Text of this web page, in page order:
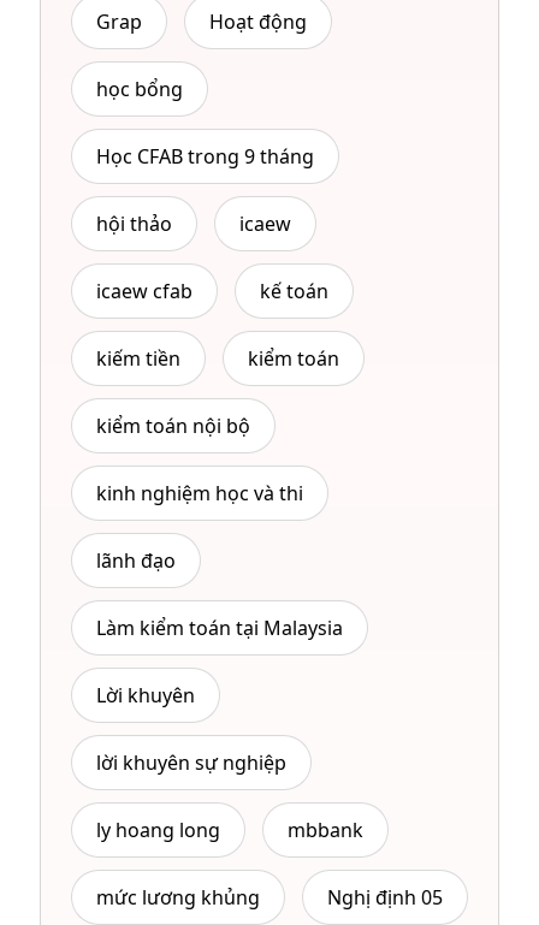
Grap Hoạt động
học bổng
Học CFAB trong 9 tháng
hội thảo icaew
icaew cfab kế toán
kiếm tiền kiểm toán
kiểm toán nội bộ
kinh nghiệm học và thi
lãnh đạo
Làm kiểm toán tại Malaysia
Lời khuyên
lời khuyên sự nghiệp
ly hoang long mbbank
mức lương khủng Nghị định 05